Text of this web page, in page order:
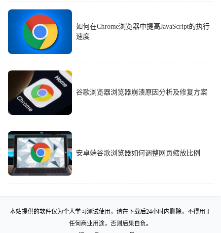
如何在Chrome浏览器中提高JavaScript的执行
速度
谷歌浏览器浏览器崩溃原因分析及修复方案
安卓端谷歌浏览器如何调整网页缩放比例
本站提供的软件仅为个人学习测试使用，请在下载后24小时内删除，不得用于
任何商业用途，否则后果自负。